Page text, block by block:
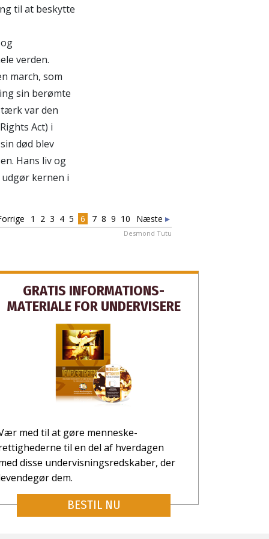
til at beskytte
verden.
march, som
sin berømte
var den
Act) i
død blev
Hans liv og
kernen i
Næste
1 2 3 4 5 6 7 8 9 10
Desmond Tutu
GRATIS INFORMATIONS­
MATERIALE FOR UNDERVISERE
med til at gøre menneske­
til en del af hverdagen
disse undervisningsredskaber, der
dem.
BESTIL NU